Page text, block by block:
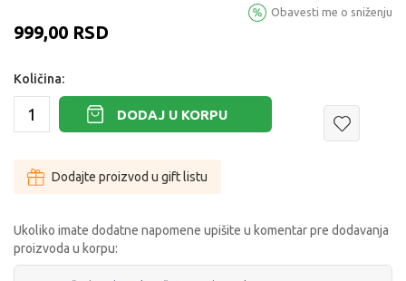
999,00 RSD
Obavesti me o sniženju
Količina:
DODAJ U KORPU
Dodajte proizvod u gift listu
Ukoliko imate dodatne napomene upišite u komentar pre dodavanja
proizvoda u korpu: